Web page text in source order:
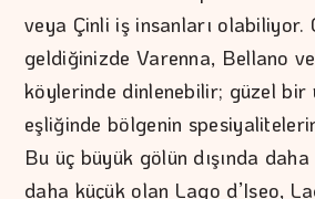
veya Çinli iş insanları olabiliyor.
geldiğinizde Varenna, Bellano
köylerinde dinlenebilir; güzel bir
eşliğinde bölgenin
Bu üç büyük gölün dışında
daha küçük olan Lago d’Iseo,